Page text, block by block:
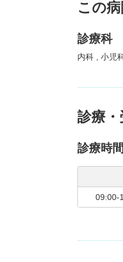
この
診療科
内科 小児
診療・
診療時間
09:00-